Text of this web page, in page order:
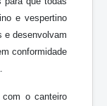
e vespertino
e desenvolvam
conformidade
o canteiro